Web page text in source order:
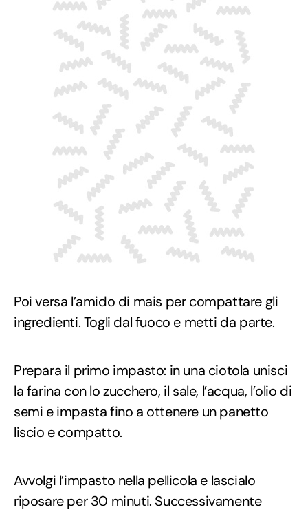
Poi versa l’amido di mais per compattare gli
ingredienti. Togli dal fuoco e metti da parte.
Prepara il primo impasto: in una ciotola unisci
la farina con lo zucchero, il sale, l’acqua, l’olio di
semi e impasta fino a ottenere un panetto
liscio e compatto.
Avvolgi l’impasto nella pellicola e lascialo
riposare per 30 minuti. Successivamente